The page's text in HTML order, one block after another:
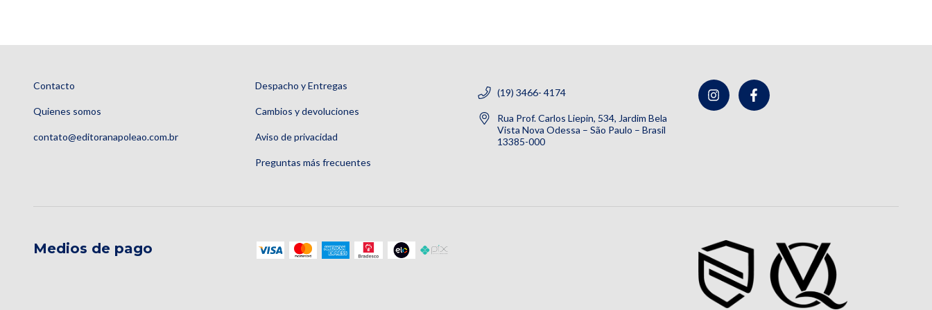
Contacto
Quienes somos
contato@editoranapoleao.com.br
Despacho y Entregas
Cambios y devoluciones
Aviso de privacidad
Preguntas más frecuentes
(19) 3466- 4174
Rua Prof. Carlos Liepin, 534, Jardim Bela
Vista Nova Odessa – São Paulo – Brasil
13385-000
Medios de pago